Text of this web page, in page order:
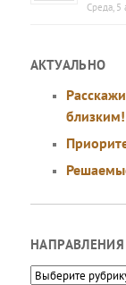
Среда, 5
АКТУАЛЬНО
близким!
НАПРАВЛЕНИЯ
Направления